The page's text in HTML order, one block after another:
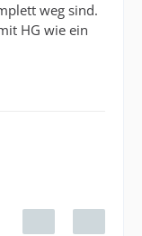
weg sind.
HG wie ein